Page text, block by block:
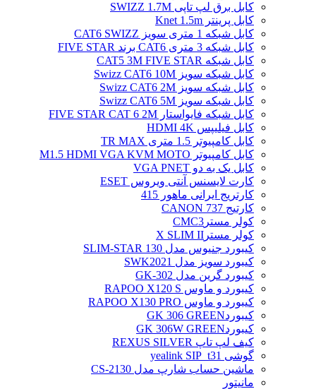
کابل برق لپ تاپی SWIZZ 1.7M
کابل پرینتر Knet 1.5m
کابل شبکه 1 متری سویز CAT6 SWIZZ
کابل شبکه 3 متری CAT6 برند FIVE STAR
کابل شبکه CAT5 3M FIVE STAR
کابل شبکه سویز Swizz CAT6 10M
کابل شبکه سویز Swizz CAT6 2M
کابل شبکه سویز Swizz CAT6 5M
کابل شبکه فایواستار FIVE STAR CAT 6 2M
کابل فیلیپس HDMI 4K
کابل کامپیوتر 1.5 متری TR MAX
کابل کامپیوتر M1.5 HDMI VGA KVM MOTO
کابل یک به دو VGA PNET
کارت لایسنس آنتی ویروس ESET
کارتریج ایرانی ماهور 415
کارتیج 737 CANON
کولر مسترCMC3
کولر مسترX SLIM II
کیبورد جنیوس مدل SLIM-STAR 130
کیبورد سویز مدل SWK2021
کیبورد گرین مدل GK-302
کیبورد و ماوس RAPOO X120 S
کیبورد و ماوس RAPOO X130 PRO
کیبوردGK 306 GREEN
کیبوردGK 306W GREEN
کیف لپ تاپ REXUS SILVER
گوشی yealink SIP_t31
ماشین حساب شارپ مدل CS-2130
مانیتور